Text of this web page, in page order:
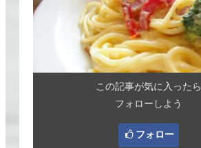
この記事が気に入ったら
フォローしよう
フォロー